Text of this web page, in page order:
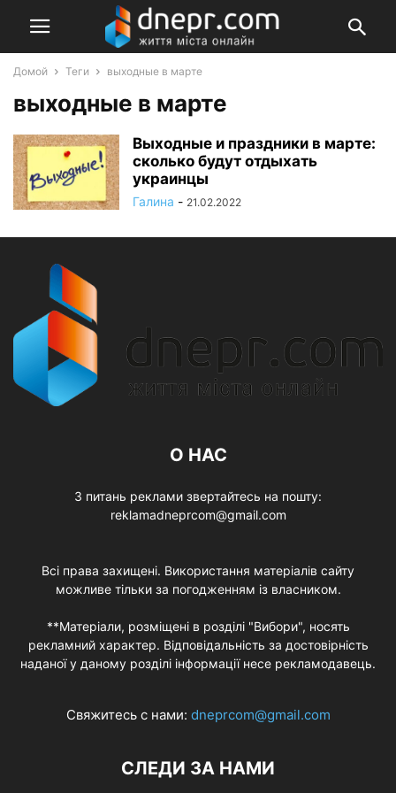
Домой Теги выходные в марте
выходные в марте
Выходные и праздники в марте:
сколько будут отдыхать
украинцы
Галина - 21.02.2022
О НАС
З питань реклами звертайтесь на пошту:
reklamadneprcom@gmail.com
Всі права захищені. Використання матеріалів сайту
можливе тільки за погодженням із власником.
**Матеріали, розміщені в розділі "Вибори", носять
рекламний характер. Відповідальність за достовірність
наданої у даному розділі інформації несе рекламодавець.
Свяжитесь с нами: dneprcom@gmail.com
СЛЕДИ ЗА НАМИ